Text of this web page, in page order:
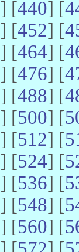
] [440] [
] [452] [
] [464] [
] [476] [
] [488] [
] [500] [
] [512] [
] [524] [
] [536] [
] [548] [
] [560] [